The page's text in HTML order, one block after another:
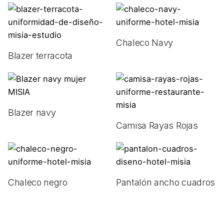
Blazer terracota
Chaleco Navy
Blazer navy
Camisa Rayas Rojas
Chaleco negro Pantalón ancho cuadros